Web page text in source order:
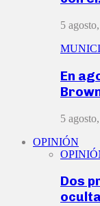
5
En
5
OPINIÓN
Dos